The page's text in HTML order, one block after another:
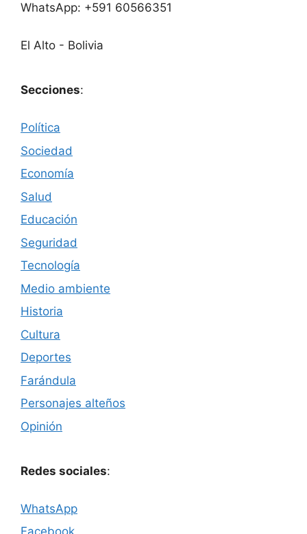
WhatsApp: +591 60566351
El Alto - Bolivia
Secciones:
Política
Sociedad
Economía
Salud
Educación
Seguridad
Tecnología
Medio ambiente
Historia
Cultura
Deportes
Farándula
Personajes alteños
Opinión
Redes sociales:
WhatsApp